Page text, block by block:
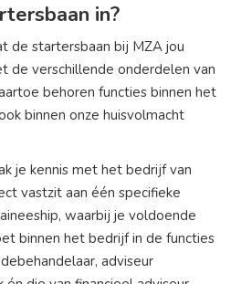
in?
de startersbaan bij MZA jou
de verschillende onderdelen van
behoren functies binnen het
binnen onze huisvolmacht
je kennis met het bedrijf van
vastzit aan één specifieke
waarbij je voldoende
binnen het bedrijf in de functies
adviseur